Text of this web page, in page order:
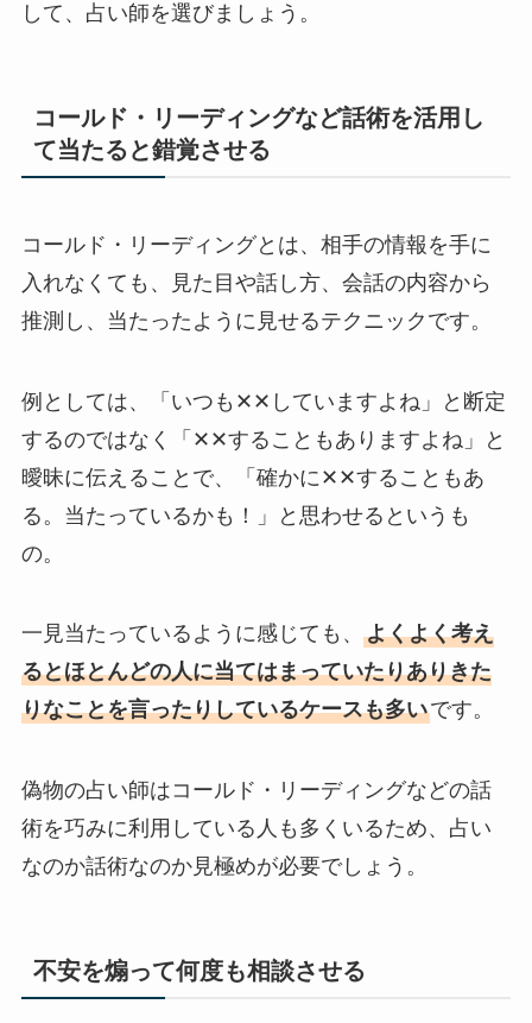
して、占い師を選びましょう。
コールド・リーディングなど話術を活用し
て当たると錯覚させる
コールド・リーディングとは、相手の情報を手に
入れなくても、見た目や話し方、会話の内容から
推測し、当たったように見せるテクニックです。
例としては、「いつも✕✕していますよね」と断定
するのではなく「✕✕することもありますよね」と
曖昧に伝えることで、「確かに✕✕することもあ
る。当たっているかも！」と思わせるというも
の。
一見当たっているように感じても、 よくよく考え
るとほとんどの人に当てはまっていたりありきた
りなことを言ったりしているケースも多いです。
偽物の占い師はコールド・リーディングなどの話
術を巧みに利用している人も多くいるため、占い
なのか話術なのか見極めが必要でしょう。
不安を煽って何度も相談させる